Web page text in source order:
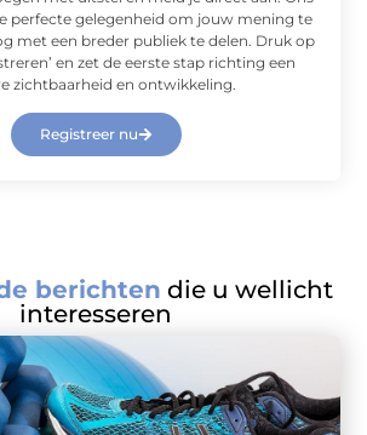
perfecte gelegenheid om jouw mening te
met een breder publiek te delen. Druk op
en zet de eerste stap richting een
zichtbaarheid en ontwikkeling.
Registreer nu
berichten die u wellicht
interesseren